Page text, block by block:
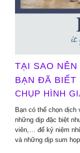
TẠI SAO
BẠN ĐÃ BIẾT
CHỤP HÌNH
Bạn có thể chọn
những dịp đặc biệt
viên,… để kỷ niệm
và những dịp sum